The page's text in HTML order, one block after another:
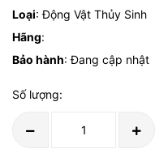
Loại: Động Vật Thủy Sinh
Hãng:
Bảo hành: Đang cập nhật
Số lượng: